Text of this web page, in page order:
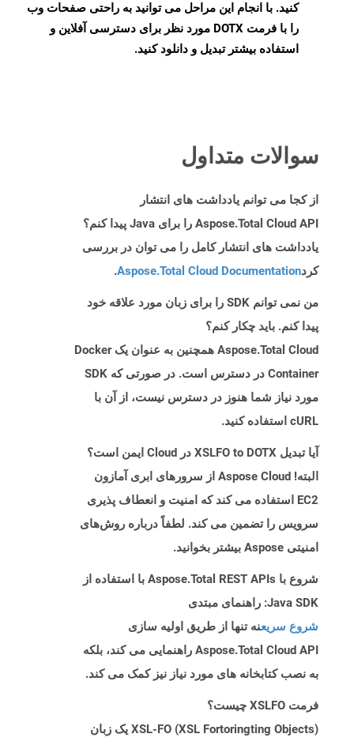
کنید. با انجام این مراحل می توانید به راحتی صفحات وب
را با فرمت DOTX مورد نظر برای دسترسی آفلاین و
استفاده بیشتر تبدیل و دانلود کنید.
سوالات متداول
از کجا می توانم یادداشت های انتشار
Aspose.Total Cloud API را برای Java پیدا کنم؟
یادداشت های انتشار کامل را می توان در بررسی
کردAspose.Total Cloud Documentation
.
من نمی توانم SDK را برای زبان مورد علاقه خود
پیدا کنم. باید چکار کنم؟
Aspose.Total Cloud همچنین به عنوان یک Docker
Container در دسترس است. در صورتی که SDK
مورد نیاز شما هنوز در دسترس نیست، از آن با
cURL استفاده کنید.
آیا تبدیل XSLFO to DOTX در Cloud ایمن است؟
البته! Aspose Cloud از سرورهای ابری آمازون
EC2 استفاده می کند که امنیت و انعطاف پذیری
سرویس را تضمین می کند. لطفاً درباره روش‌های
امنیتی Aspose بیشتر بخوانید.
شروع با Aspose.Total REST APIs با استفاده از
Java SDK: راهنمای مبتدی
شروع سریعنه تنها از طریق اولیه سازی
Aspose.Total Cloud API راهنمایی می کند، بلکه
به نصب کتابخانه های مورد نیاز نیز کمک می کند.
فرمت XSLFO چیست؟
XSL-FO (XSL Fortoringting Objects) یک زبان